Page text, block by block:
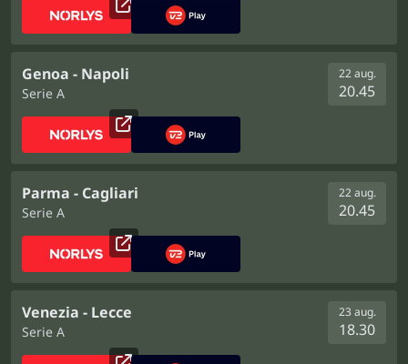
Genoa - Napoli
Serie A
22 aug.
20.45
Parma - Cagliari
Serie A
22 aug.
20.45
Venezia - Lecce
Serie A
23 aug.
18.30